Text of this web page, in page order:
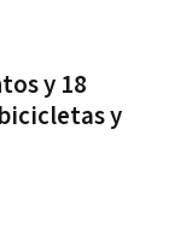
y 18
y